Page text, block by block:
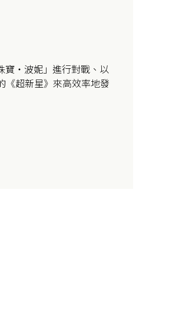
寶・波妮」進行對戰、以
《超新星》來高效率地發